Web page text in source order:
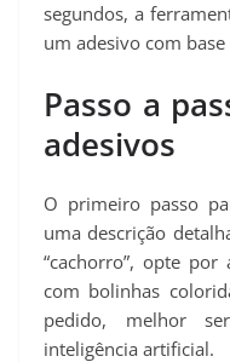
segundos, a
um adesivo com
Passo a
adesivos
O primeiro passo
uma descrição
“cachorro”, opte
com bolinhas
pedido, melhor
inteligência artificial.